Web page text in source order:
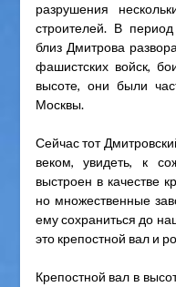
разрушения
строителей. В
близ Дмитрова
фашистских войск,
высоте, они были
Москвы.
Сейчас тот
веком, увидеть, к
выстроен в качестве
но множественные
ему сохраниться до
это крепостной вал и
Крепостной вал в